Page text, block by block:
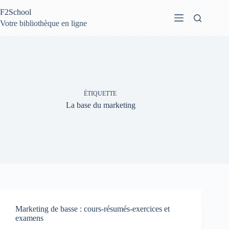
au
contenu
F2School
Votre bibliothèque en ligne
ÉTIQUETTE
La base du marketing
Marketing de basse : cours-résumés-exercices et
examens